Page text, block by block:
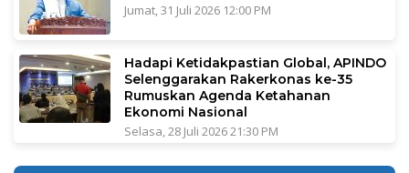
Jumat, 31 Juli 2026 12:00 PM
Hadapi Ketidakpastian Global, APINDO
Selenggarakan Rakerkonas ke-35
Rumuskan Agenda Ketahanan
Ekonomi Nasional
Selasa, 28 Juli 2026 21:30 PM